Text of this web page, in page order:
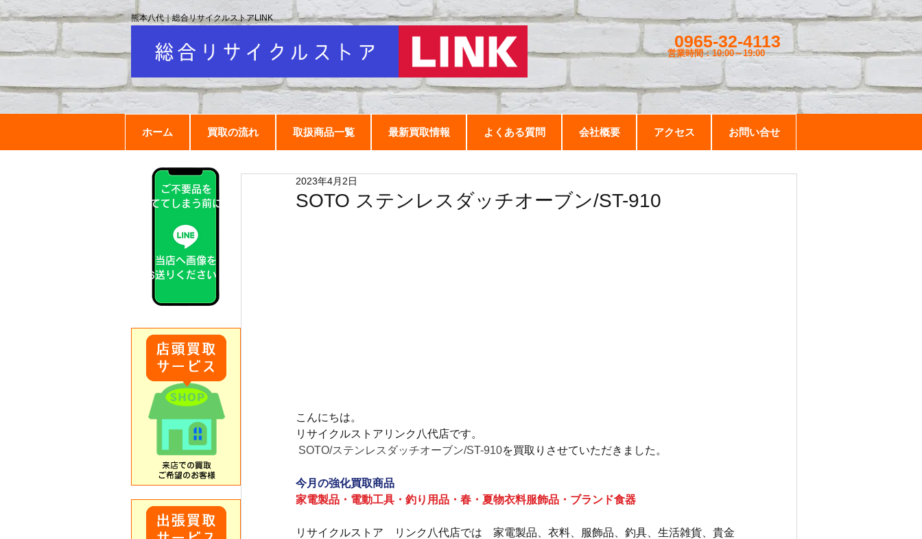
0965-32-4113
営業時間：10:00～19:00
ホーム 買取の流れ 取扱商品一覧 最新買取情報 よくある質問 会社概要 アクセス お問い合せ
熊本八代｜総合リサイクルストアLINK
SOTO ステンレスダッチオーブン/ST-910
2023年4月2日
こんにちは。
リサイクルストアリンク八代店です。
SOTO/ステンレスダッチオーブン/ST-910を買取りさせていただきました。
今月の強化買取商品
家電製品・電動工具・釣り用品・春・夏物衣料服飾品・ブランド食器
リサイクルストア　リンク八代店では　家電製品、衣料、服飾品、釣具、生活雑貨、貴金
ご不要品を
捨ててしまう前に！
当店へ画像を
お送りください！